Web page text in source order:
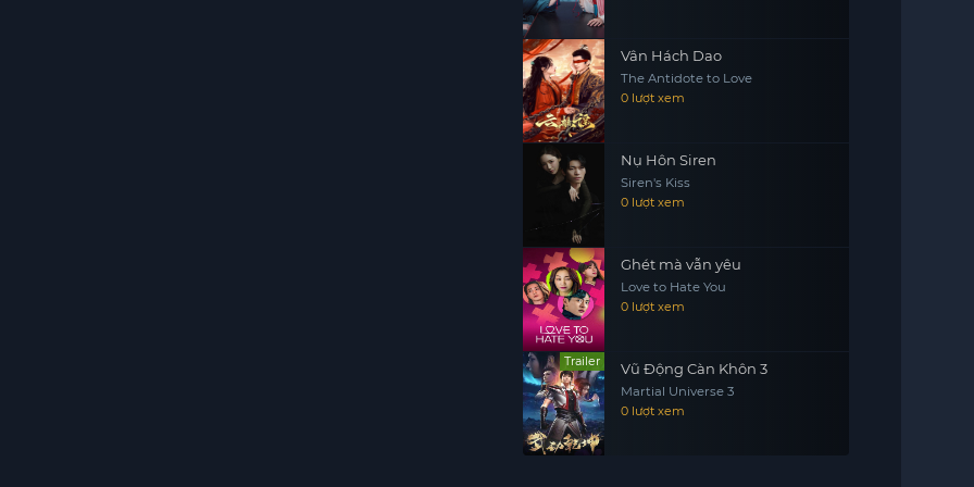
Vân Hách Dao
The Antidote to Love
0 lượt xem
Nụ Hôn Siren
Siren's Kiss
0 lượt xem
Ghét mà vẫn yêu
Love to Hate You
0 lượt xem
Trailer Vũ Động Càn Khôn 3
Martial Universe 3
0 lượt xem